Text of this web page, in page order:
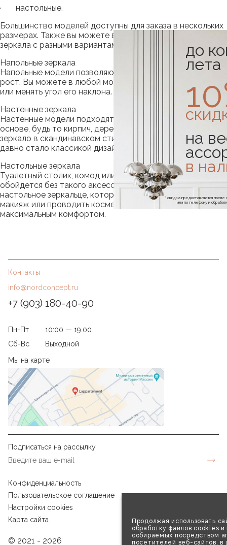
Продолжая использовать
обработку файлов cookies и
собираемых посредством
посетителей веб-сайтов, в
· настольные.
Большинство моделей доступны для заказа в нескольких
размерах. Также вы можете выбрать понравившиеся
зеркала с разными вариантами оправ.
Напольные зеркала
Напольные модели позволяют видеть фигуру в полный
рост. Вы можете в любой момент переносить зеркало
или менять угол его наклона.
Настенные зеркала
Настенные модели подходят для крепления к любой
основе, будь то кирпич, дерево или плитка. Круглое
зеркало в скандинавском стиле в ванной комнате уже
давно стало классикой дизайна.
Настольные зеркала
Туалетный столик, комод или раковина в ванной не
обойдется без такого аксессуара, как небольшое
настольное зеркальце, которое позволяет наносить
макияж или проводить косметические процедуры с
максимальным комфортом.
до
лета
на
в
* скидка предоставляется
или по телефону и
Контакты
info@nordconcept.ru
+7 (903) 180-40-90
Пн-Пт
10:00 — 19.00
Сб-Вс
Выходной
Мы на карте
Подписаться на рассылку
Конфиденциальность
Пользовательское соглашение
Настройки cookies
Карта сайта
© 2021 - 2026